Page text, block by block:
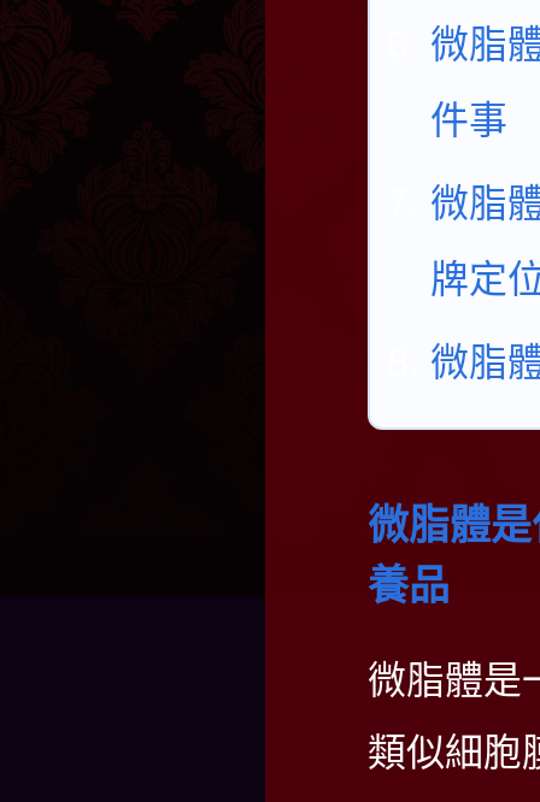
微脂
件事
微脂
牌定
微脂
微脂體
養品
微脂體是
類似細胞